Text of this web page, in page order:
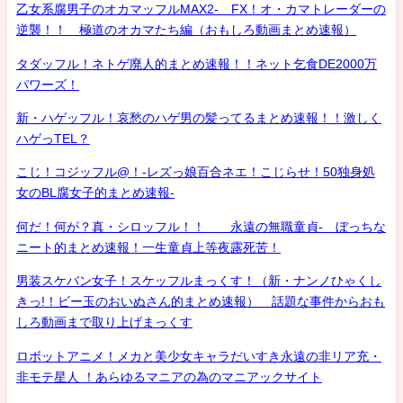
乙女系腐男子のオカマッフルMAX2- FX！オ・カマトレーダーの
逆襲！！ 極道のオカマたち編（おもしろ動画まとめ速報）
タダッフル！ネトゲ廃人的まとめ速報！！ネット乞食DE2000万
パワーズ！
新・ハゲッフル！哀愁のハゲ男の髪ってるまとめ速報！！激しく
ハゲっTEL？
こじ！コジッフル@！-レズっ娘百合ネエ！こじらせ！50独身処
女のBL腐女子的まとめ速報-
何だ！何が？真・シロッフル！！ 永遠の無職童貞- ぼっちな
ニート的まとめ速報！一生童貞上等夜露死苦！
男装スケバン女子！スケッフルまっくす！（新・ナンノひゃくし
きっ!！ビー玉のおいぬさん的まとめ速報） 話題な事件からおも
しろ動画まで取り上げまっくす
ロボットアニメ！メカと美少女キャラだいすき永遠の非リア充・
非モテ星人 ！あらゆるマニアの為のマニアックサイト